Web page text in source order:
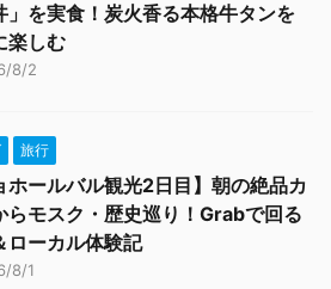
」を実食！炭火香る本格牛タンを
楽しむ
8/2
旅行
ホールバル観光2日目】朝の絶品カ
らモスク・歴史巡り！Grabで回る
ローカル体験記
8/1